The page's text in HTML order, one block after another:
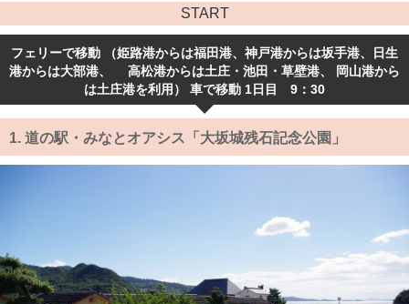
START
フェリーで移動 （姫路港からは福田港、神戸港からは坂手港、日生
港からは大部港、 高松港からは土庄・池田・草壁港、 岡山港から
は土庄港を利用） 車で移動 1日目 9：30
1. 道の駅・みなとオアシス「大坂城残石記念公園」